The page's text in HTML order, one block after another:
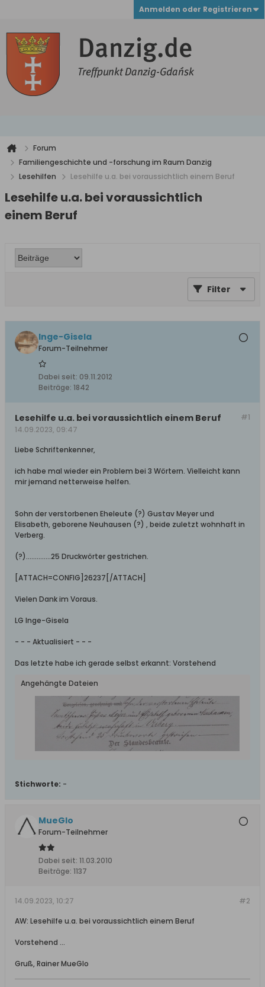
Anmelden oder Registrieren
Forum
Familiengeschichte und -forschung im Raum Danzig
Lesehilfen
Lesehilfe u.a. bei voraussichtlich einem Beruf
Lesehilfe u.a. bei voraussichtlich
einem Beruf
Filter
Inge-Gisela
Forum-Teilnehmer
Dabei seit: 09.11.2012
Beiträge: 1842
#1
Lesehilfe u.a. bei voraussichtlich einem Beruf
14.09.2023, 09:47
Liebe Schriftenkenner,
ich habe mal wieder ein Problem bei 3 Wörtern. Vielleicht kann
mir jemand netterweise helfen.
Sohn der verstorbenen Eheleute (?) Gustav Meyer und
Elisabeth, geborene Neuhausen (?) , beide zuletzt wohnhaft in
Verberg.
(?)…………..25 Druckwörter gestrichen.
[ATTACH=CONFIG]26237[/ATTACH]
Vielen Dank im Voraus.
LG Inge-Gisela
- - - Aktualisiert - - -
Das letzte habe ich gerade selbst erkannt: Vorstehend
Angehängte Dateien
Stichworte: -
MueGlo
Forum-Teilnehmer
Dabei seit: 11.03.2010
Beiträge: 1137
#2
14.09.2023, 10:27
AW: Lesehilfe u.a. bei voraussichtlich einem Beruf
Vorstehend ...
Gruß, Rainer MueGlo